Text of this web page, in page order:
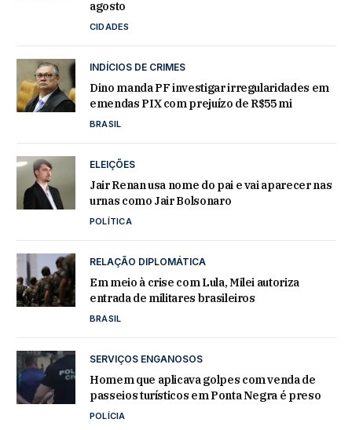
agosto
CIDADES
INDÍCIOS DE CRIMES
Dino manda PF investigar irregularidades em
emendas PIX com prejuízo de R$55 mi
BRASIL
ELEIÇÕES
Jair Renan usa nome do pai e vai aparecer nas
urnas como Jair Bolsonaro
POLÍTICA
RELAÇÃO DIPLOMÁTICA
Em meio à crise com Lula, Milei autoriza
entrada de militares brasileiros
BRASIL
SERVIÇOS ENGANOSOS
Homem que aplicava golpes com venda de
passeios turísticos em Ponta Negra é preso
POLÍCIA